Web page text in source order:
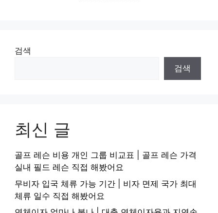
검색
검색
최신 글
골프 레슨 비용 개인 그룹 비교표 | 골프 레슨 가격
실내 필드 레슨 직접 해봤어요
무비자 입국 체류 가능 기간 | 비자 면제 국가 최대
체류 일수 직접 해봤어요